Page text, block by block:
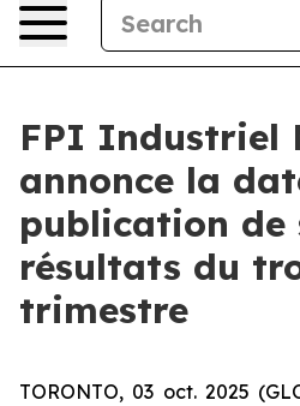
FPI Industriel
annonce la
publication de
résultats du
trimestre
TORONTO, 03 oct. 2025